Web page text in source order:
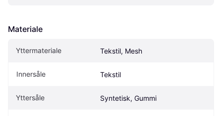
Materiale
Yttermateriale Tekstil, Mesh
Innersåle Tekstil
Yttersåle Syntetisk, Gummi